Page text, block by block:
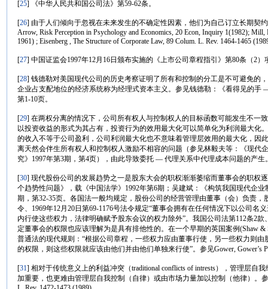
[25] 《中华人民共和国公司法》第59-62条。
[26] 由于人们倾向于忽视在未来发生的不确定性因素，他们为自己订立长期契
Arrow, Risk Perception in Psychology and Economics, 20 Econ, Inquiry 1(1982);
1961) ; Eisenberg , The Structure of Corporate Law, 89 Colum. L. Rev. 1464-1465
[27] 中国证监会1997年12月16日颁布实施的《上市公司章程指引》第80条（2
[28] 钱德勒对美国现代公司的历史考察证明了所有和控制的分工是不可避免的
企业占支配地位的经济系统称为经理式资本主义。参见钱德勒：《看得见的手
第1-10页。
[29] 在两权分离的情况下，公司所有权人与控制权人的目标函数可能发生不一
以投资收益的形式为其占有，投资行为的效用最大化可以简单化为利润最大化
的收入不等于公司盈利，公司利润最大化也不意味着管理层效用的最大化，因
离天然会伴生所有权人和控制权人激励不相容的问题（参见林毅夫等：《现代
究》1997年第3期，第4页），由此导致委托 — 代理关系中代理成本问题的产生
[30] 现代股份公司的发展趋势之一是股东大会的职权渐渐萎缩而董事会的职权
个趋势性问题》，载《中国法学》1992年第6期；吴建斌：《构筑我国现代企
期，第32-35页。各国法一般均规定，股份公司的经营管理由董事（会）负责，
令、1969年12月20日第69-1176号法令规定“董事会拥有在任何情况下以公司名
内行使这些权力，法律明确赋予股东会议的权力除外”。我国公司法第112条2
定董事会的权限也应该理解为是具有排他性的。在一个早期的英国案例(Shaw &
普通法的现代规则：“根据公司章程，一些权力应由董事行使，另一些权力则
的权限，则这些权限就应该由他们并由他们单独来行使”。参见Gower, Gower’s
[31] 相对于传统意义上的利益冲突（traditional conflicts of intrests），管理层自
加重要，也更难由管理层自我控制（自律）或由市场力量加以控制（他律）。参